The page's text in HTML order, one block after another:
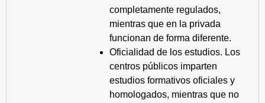
completamente regulados,
mientras que en la privada
funcionan de forma diferente.
Oficialidad de los estudios. Los
centros públicos imparten
estudios formativos oficiales y
homologados, mientras que no